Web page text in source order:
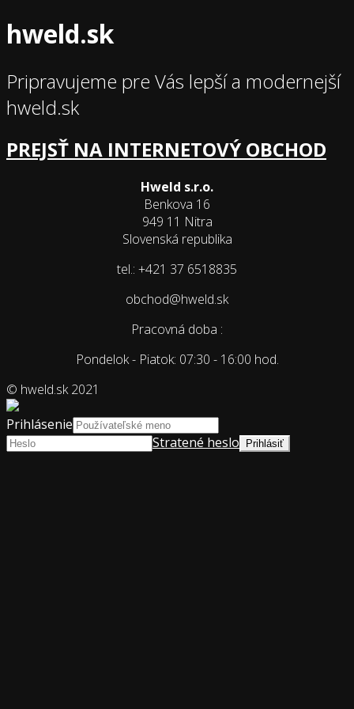
hweld.sk
Pripravujeme pre Vás lepší a modernejší
hweld.sk
PREJSŤ NA INTERNETOVÝ OBCHOD
Hweld s.r.o.
Benkova 16
949 11 Nitra
Slovenská republika
tel.: +421 37 6518835
obchod@hweld.sk
Pracovná doba :
Pondelok - Piatok: 07:30 - 16:00 hod.
© hweld.sk 2021
Prihlásenie
Stratené heslo